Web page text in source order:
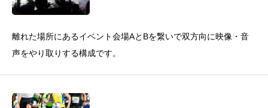
離れた場所にあるイベント会場AとBを繋いで双方向に映像・音
声をやり取りする構成です。